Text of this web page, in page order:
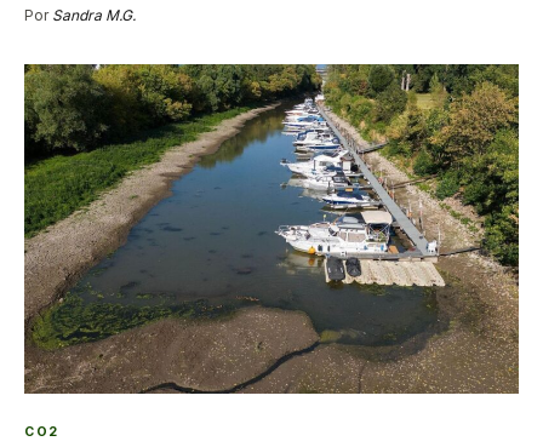
Por Sandra M.G.
CO2